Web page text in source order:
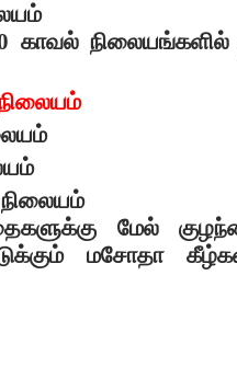
காவல் நிலையங்களில்
மேல்
மசோதா